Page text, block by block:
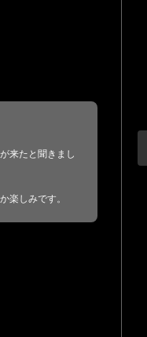
来たと聞きまし
楽しみです。